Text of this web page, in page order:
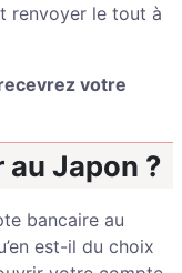
renvoyer le tout à
votre
Japon ?
bancaire au
est-il du choix